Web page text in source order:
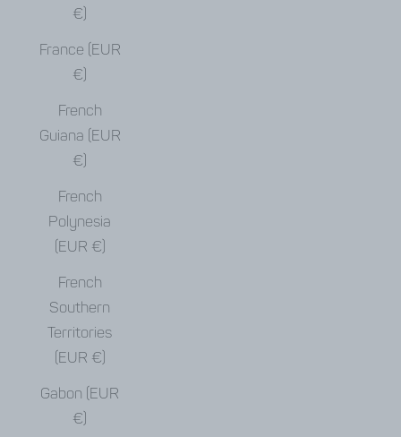
€)
France (EUR
€)
French
Guiana (EUR
€)
French
Polynesia
(EUR €)
French
Southern
Territories
(EUR €)
Gabon (EUR
€)